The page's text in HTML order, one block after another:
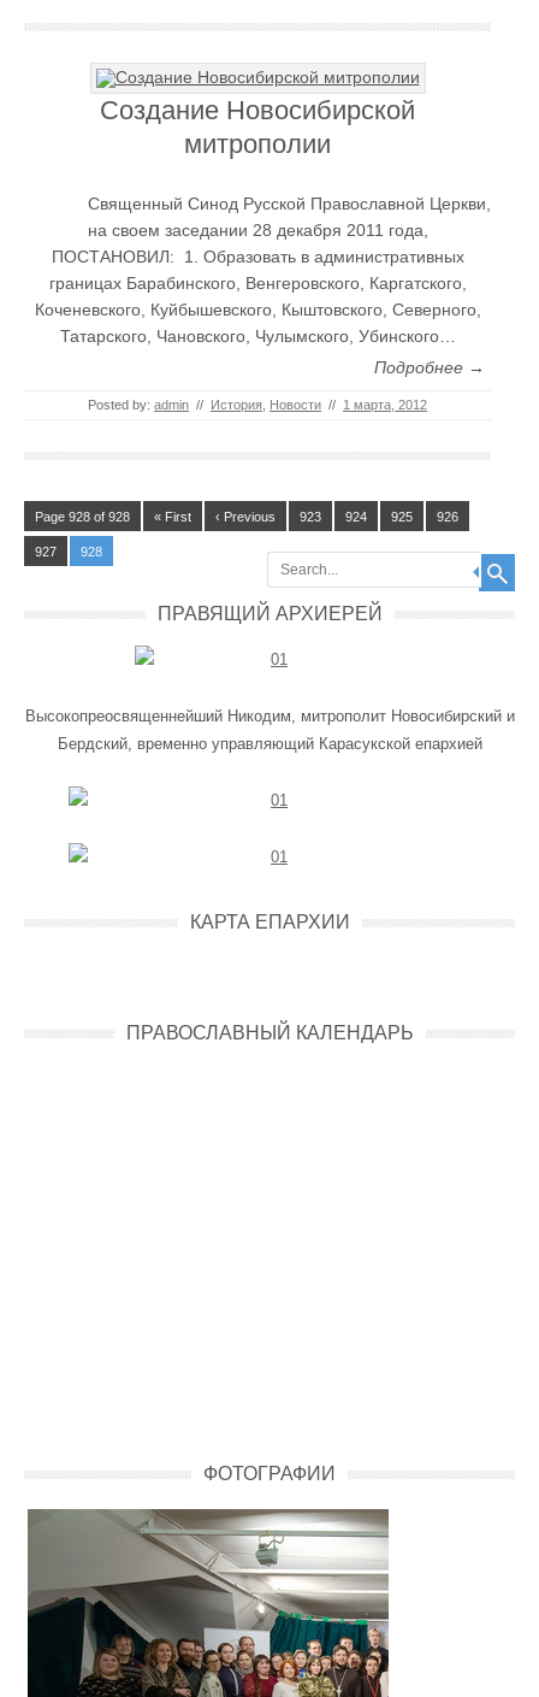
Создание Новосибирской
митрополии
Священный Синод Русской Православной Церкви,
на своем заседании 28 декабря 2011 года,
ПОСТАНОВИЛ: 1. Образовать в административных
границах Барабинского, Венгеровского, Каргатского,
Коченевского, Куйбышевского, Кыштовского, Северного,
Татарского, Чановского, Чулымского, Убинского…
Подробнее →
Posted by: admin // История Новости // 1 марта, 2012
Page 928 of 928 « First ‹ Previous 923 924 925 926
927 928 Search
ПРАВЯЩИЙ АРХИЕРЕЙ
Высокопреосвященнейший Никодим, митрополит Новосибирский и
Бердский, временно управляющий Карасукской епархией
КАРТА ЕПАРХИИ
ПРАВОСЛАВНЫЙ КАЛЕНДАРЬ
ФОТОГРАФИИ